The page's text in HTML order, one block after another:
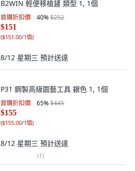
B2WIN 輕便移植鏟 類型 1, 1個
首購折扣價 40%$252
$151
($151.00/1個)
8/12 星期三 預計送達
P31 鋼製高級園藝工具 銀色 1, 1個
首購折扣價 65%$445
$155
($155.00/1個)
8/12 星期三 預計送達
(1)